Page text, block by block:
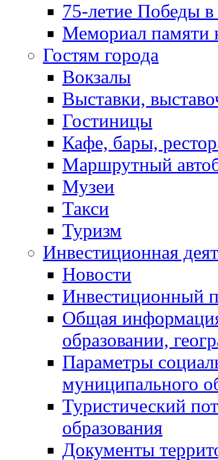
75-летие Победы
Мемориал памяти
Гостям города
Вокзалы
Выставки,
Гостиницы
Кафе, бары,
Маршрутный
Музеи
Такси
Туризм
Инвестиционная
Новости
Инвестиционный
Общая
образовании,
Параметры
муниципального
Туристический
образования
Документы